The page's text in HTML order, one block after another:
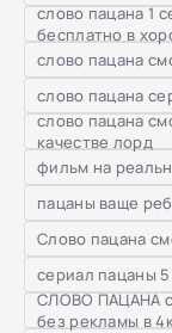
слово пацана 1
бесплатно в
слово пацана
слово пацана
слово пацана
качестве лорд
фильм на
пацаны ваще
Слово пацана
сериал пацаны
СЛОВО ПАЦАНА
без рекламы в